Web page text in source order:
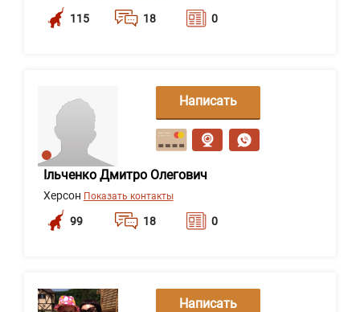
115 18 0
Ільченко Дмитро Олегович
Херсон Показать контакты
99 18 0
Написать
сообщение
Написать